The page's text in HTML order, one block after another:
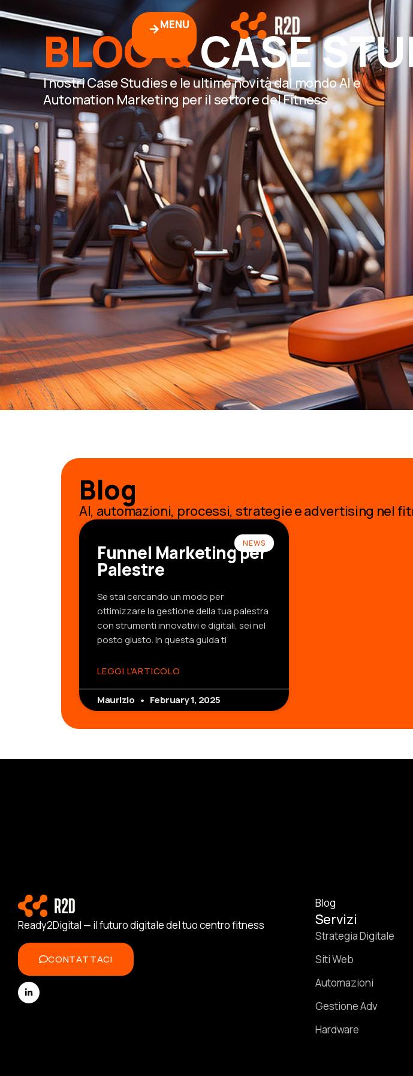
MENU
BLOG &CASE
I nostri Case Studies e le ultime novità dal mondo AI e
Automation Marketing per il settore del Fitness
Blog
AI, automazioni, processi, strategie e advertising nel
NEWS
Funnel Marketing per
Palestre
Se stai cercando un modo per
ottimizzare la gestione della tua palestra
con strumenti innovativi e digitali, sei nel
posto giusto. In questa guida ti
LEGGI L'ARTICOLO
Maurizio February 1, 2025
Ready2Digital — il futuro digitale del tuo centro fitness
CONTATTACI
Blog
Servizi
Strategia Digitale
Siti Web
Automazioni
Gestione Adv
Hardware